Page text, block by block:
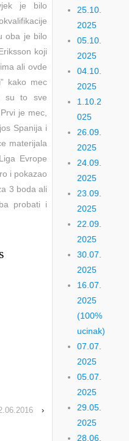
je bilo
oba je bilo
koji
ali ovde
kako mec
su to sve
je mec,
Spanija i
materijala
Evrope
i pokazao
3 boda ali
probati i
›
25.10.
2025
05.10.
2025
04.10.
2025
1.10.2
025
26.09.
2025
24.09.
2025
23.09.
2025
22.09.
2025
30.07.
2025
16.07.
2025
(100%
ucinak)
07.07.
2025
05.07.
2025
29.05.
2025
28.06.